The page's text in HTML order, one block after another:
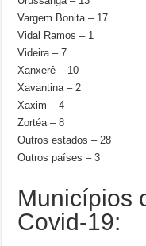
Vargem Bonita – 17
Vidal Ramos – 1
Videira – 7
Xanxerê – 10
Xavantina – 2
Xaxim – 4
Zortéa – 8
Outros estados – 28
Outros países – 3
Municípios
Covid-19: